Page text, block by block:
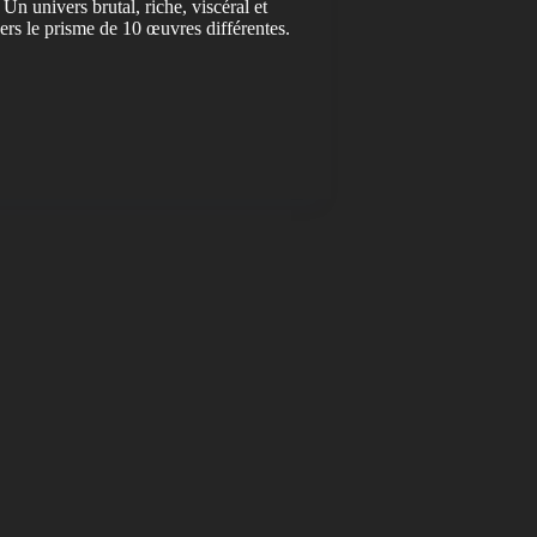
univers brutal, riche, viscéral et
le prisme de 10 œuvres différentes.